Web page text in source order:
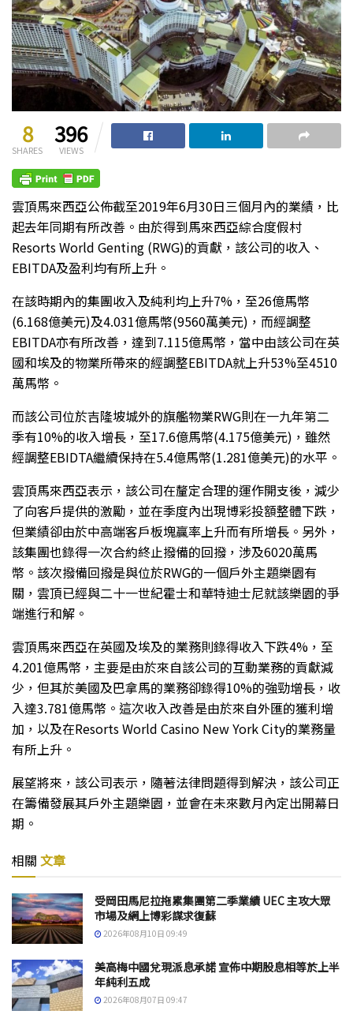
8
SHARES
396
VIEWS
雲頂馬來西亞公佈截至2019年6月30日三個月內的業績，比
起去年同期有所改善。由於得到馬來西亞綜合度假村
Resorts World Genting (RWG)的貢獻，該公司的收入、
EBITDA及盈利均有所上升。
在該時期內的集團收入及純利均上升7%，至26億馬幣
(6.168億美元)及4.031億馬幣(9560萬美元)，而經調整
EBITDA亦有所改善，達到7.115億馬幣，當中由該公司在英
國和埃及的物業所帶來的經調整EBITDA就上升53%至4510
萬馬幣。
而該公司位於吉隆坡城外的旗艦物業RWG則在一九年第二
季有10%的收入增長，至17.6億馬幣(4.175億美元)，雖然
經調整EBIDTA繼續保持在5.4億馬幣(1.281億美元)的水平。
雲頂馬來西亞表示，該公司在釐定合理的運作開支後，減少
了向客戶提供的激勵，並在季度內出現博彩投額整體下跌，
但業績卻由於中高端客戶板塊贏率上升而有所增長。另外，
該集團也錄得一次合約終止撥備的回撥，涉及6020萬馬
幣。該次撥備回撥是與位於RWG的一個戶外主題樂園有
關，雲頂已經與二十一世紀霍士和華特迪士尼就該樂園的爭
端進行和解。
雲頂馬來西亞在英國及埃及的業務則錄得收入下跌4%，至
4.201億馬幣，主要是由於來自該公司的互動業務的貢獻減
少，但其於美國及巴拿馬的業務卻錄得10%的強勁增長，收
入達3.781億馬幣。這次收入改善是由於來自外匯的獲利增
加，以及在Resorts World Casino New York City的業務量
有所上升。
展望將來，該公司表示，隨著法律問題得到解決，該公司正
在籌備發展其戶外主題樂園，並會在未來數月內定出開幕日
期。
相關 文章
受岡田馬尼拉拖累集團第二季業績 UEC 主攻大眾
市場及網上博彩謀求復蘇
2026年08月10日 09:49
美高梅中國兌現派息承諾 宣佈中期股息相等於上半
年純利五成
2026年08月07日 09:47